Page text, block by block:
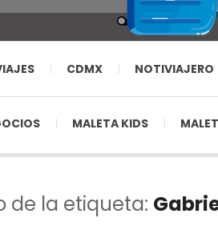
CDMX NOTIVIAJERO
MALETA KIDS
de la etiqueta: